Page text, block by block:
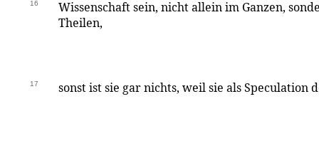
16
Wissenschaft sein, nicht allein im Ganzen,
Theilen,
17 sonst ist sie gar nichts, weil sie als Speculation